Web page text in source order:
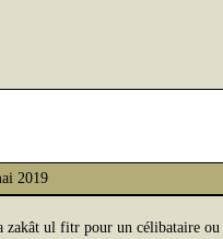
2019
ul fitr pour un célibataire ou